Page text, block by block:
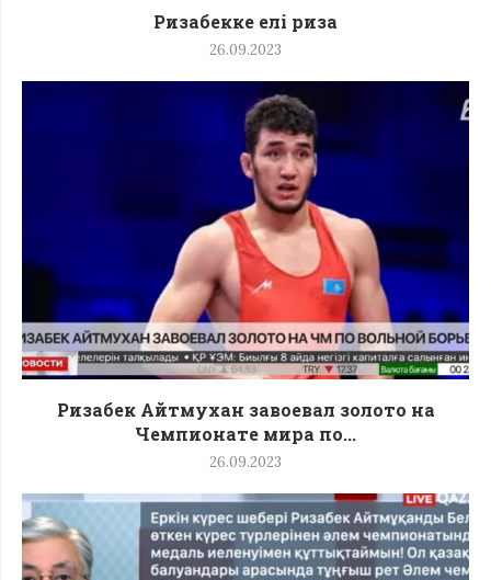
Ризабекке елі риза
26.09.2023
Ризабек Айтмухан завоевал золото на
Чемпионате мира по...
26.09.2023